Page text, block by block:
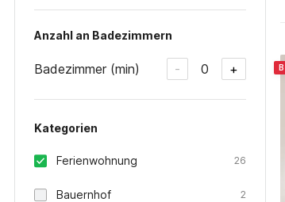
Anzahl an Badezimmern
Badezimmer (min) - 0 +
Kategorien
Ferienwohnung 26
Bauernhof 2